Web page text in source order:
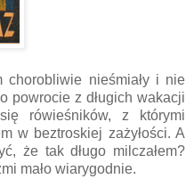
nieśmiały i nie
powrocie z długich wakacji
rówieśników, z którymi
w beztroskiej zażyłości. A
że tak długo milczałem?
mało wiarygodnie.